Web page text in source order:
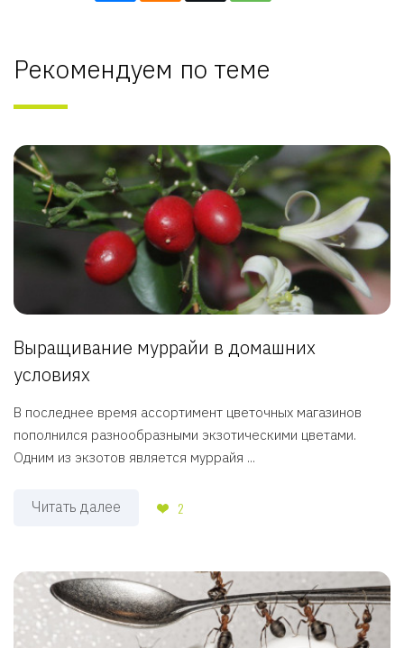
Рекомендуем по теме
Выращивание муррайи в домашних
условиях
В последнее время ассортимент цветочных магазинов
пополнился разнообразными экзотическими цветами.
Одним из экзотов является муррайя ...
Читать далее 2